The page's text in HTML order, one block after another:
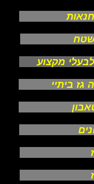
לשטח
מקצוע
גז ביתיי
שונים
גז
גז